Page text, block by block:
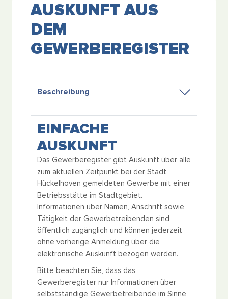
AUSKUNFT AUS
DEM
GEWERBEREGISTER
Beschreibung
EINFACHE
AUSKUNFT
Das Gewerberegister gibt Auskunft über alle
zum aktuellen Zeitpunkt bei der Stadt
Hückelhoven gemeldeten Gewerbe mit einer
Betriebsstätte im Stadtgebiet.
Informationen über Namen, Anschrift sowie
Tätigkeit der Gewerbetreibenden sind
öffentlich zugänglich und können jederzeit
ohne vorherige Anmeldung über die
elektronische Auskunft bezogen werden.
Bitte beachten Sie, dass das
Gewerberegister nur Informationen über
selbstständige Gewerbetreibende im Sinne